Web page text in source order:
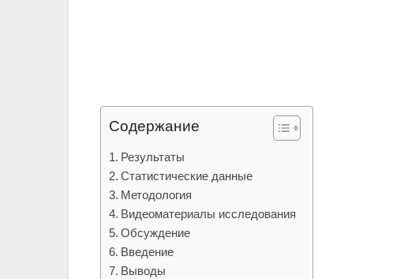
Содержание
Результаты
Статистические данные
Методология
Видеоматериалы исследования
Обсуждение
Введение
Выводы